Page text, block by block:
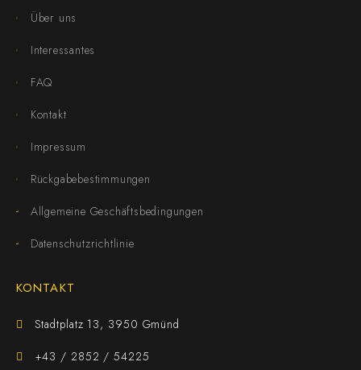
Über uns
Interessantes
FAQ
Kontakt
Impressum
Rückgabebestimmungen
Allgemeine Geschäftsbedingungen
Datenschutzrichtlinie
KONTAKT
Stadtplatz 13, 3950 Gmünd
+43 / 2852 / 54225